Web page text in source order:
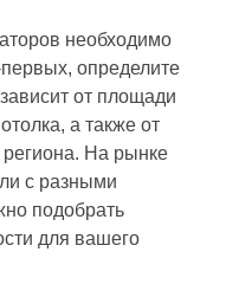
необходимо
определите
от площади
а также от
региона. На рынке
с разными
подобрать
для вашего